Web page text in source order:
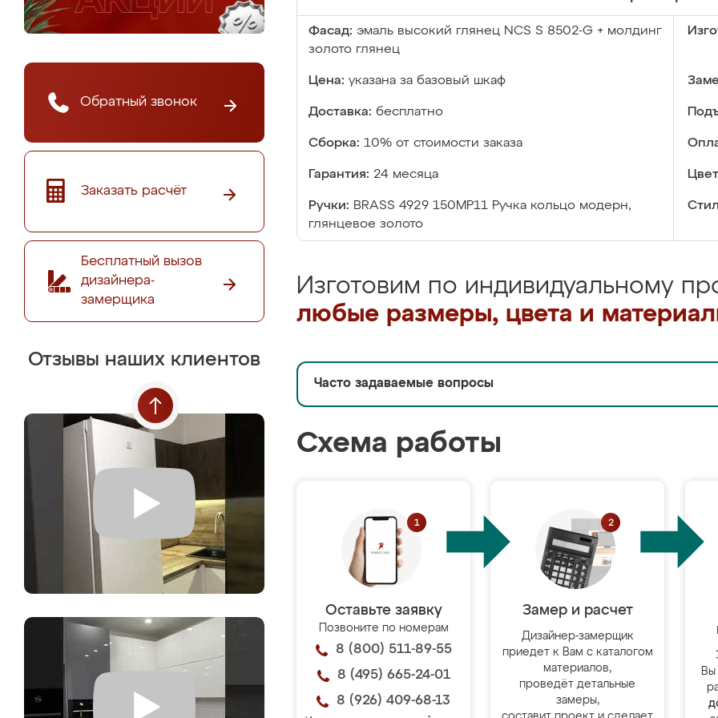
Обратный звонок
Заказать расчёт
Бесплатный вызов
дизайнера-
замерщика
Отзывы наших клиентов
Фасад: эмаль высокий глянец NCS S 8502-G + молдинг
золото глянец
Цена: указана за базовый шкаф
Доставка: бесплатно
Сборка: 10% от стоимости заказа
Гарантия: 24 месяца
Ручки: BRASS 4929 150MP11 Ручка кольцо модерн,
глянцевое золото
Изготовим по индивидуальному
любые размеры, цвета и
Часто задаваемые вопросы
Схема работы
Оставьте заявку
Позвоните по номерам
8 (800) 511-89-55
8 (495) 665-24-01
8 (926) 409-68-13
Замер и расчет
Дизайнер-замерщик
приедет к Вам с каталогом
материалов,
проведёт детальные
замеры,
Вы